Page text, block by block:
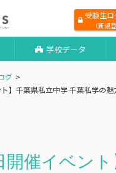
受験生
（新規
学校データ
グ
ト】千葉県私立中学 千葉私学の魅
開催イベン